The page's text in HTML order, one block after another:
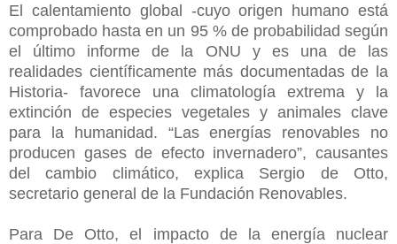
El calentamiento global -cuyo origen humano está
comprobado hasta en un 95 % de probabilidad según
el último informe de la ONU y es una de las
realidades científicamente más documentadas de la
Historia- favorece una climatología extrema y la
extinción de especies vegetales y animales clave
para la humanidad. “Las energías renovables no
producen gases de efecto invernadero”, causantes
del cambio climático, explica Sergio de Otto,
secretario general de la Fundación Renovables.
Para De Otto, el impacto de la energía nuclear